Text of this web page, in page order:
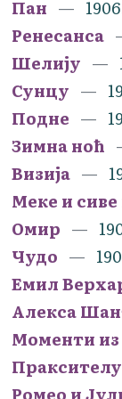
Пан
Ренесанса
Шелију
Сунцу
Подне
Зимна ноћ
Визија
Меке и
Омир
Чудо
Емил
Алекса
Моменти из
Праксителу
Ромео и